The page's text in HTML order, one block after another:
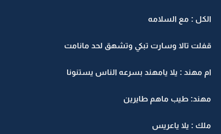
الكل : مع السلامه
قفلت تالا وسارت تبكي وتشهق لحد مانامت
ام مهند : يلا يامهند بسرعه الناس يستنونا
مهند: طيب ماهم طايرين
ملك : يلا ياعريس